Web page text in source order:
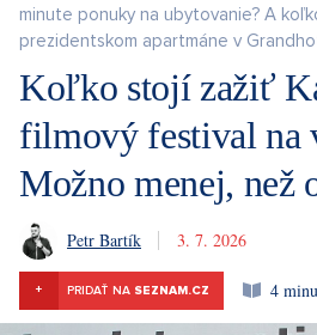
minute ponuky na ubytovanie? A
prezidentskom apartmáne v
Koľko stojí zažiť
filmový festival na
Možno menej, než
Petr Bartík 3. 7. 2026
+ PRIDAŤ NA SEZNAM.CZ 4